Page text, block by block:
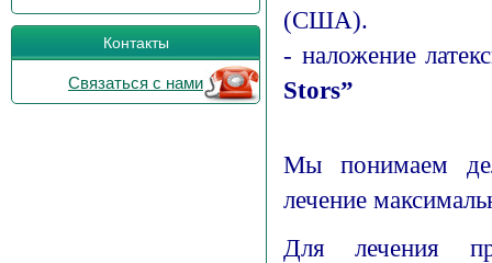
Контакты
Связаться с нами
(США).
- наложение
Stors”
Мы понимаем
лечение
Для лечения